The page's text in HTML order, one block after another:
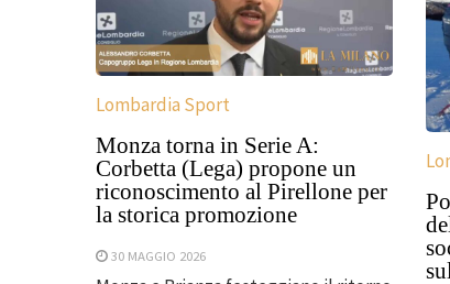
Lombardia Sport
Monza torna in Serie A:
Corbetta (Lega) propone un
riconoscimento al Pirellone per
la storica promozione
30 MAGGIO 2026